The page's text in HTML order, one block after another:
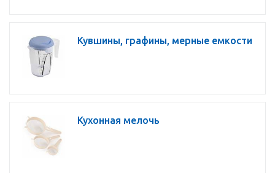
Кувшины, графины, мерные емкости
Кухонная мелочь